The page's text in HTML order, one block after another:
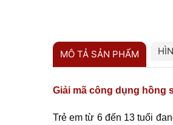
MÔ TẢ SẢN PHẨM
Giải mã công dụng hồng
Trẻ em từ 6 đến 13 tuổi